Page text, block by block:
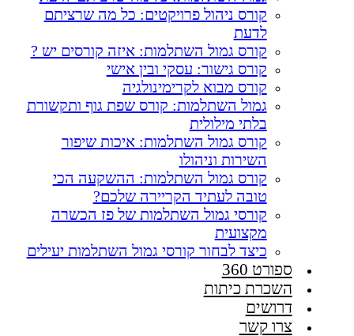
קורס ניהול פרויקטים: כל מה שרציתם
לדעת
קורס גמול השתלמות: איזה קורסים יש ?
קורס גישור: עסקי ובין אישי
קורס מבוא לקרימינולגיה
גמול השתלמות: קורס שפת גוף ותקשורת
בלתי מילולית
קורס גמול השתלמות: איכות שיפור
השירות וניהולו
קורס גמול השתלמות: ההשקעה הכי
טובה לעתיד הקריירה שלכם?
קורסי גמול השתלמות של פז הכשרה
מקצועית
כיצד לבחור קורסי גמול השתלמות יעילים
ספורט 360
השכרת כיתות
דרושים
צרו קשר